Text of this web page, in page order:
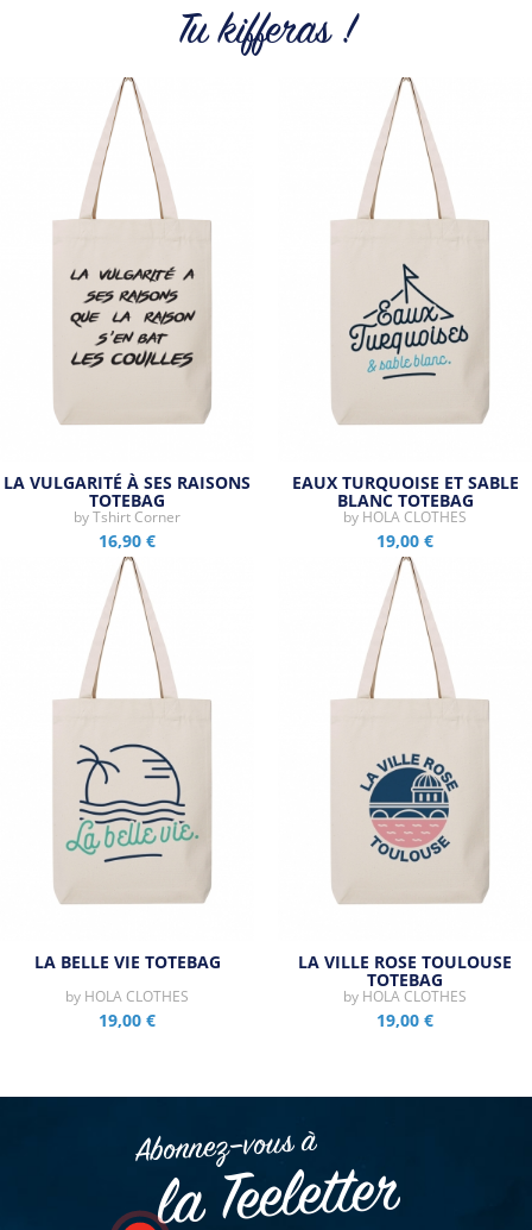
Tous les produits de la marque
Tu kifferas !
LA VULGARITÉ À SES RAISONS
TOTEBAG
byTshirt Corner
16,90 €
EAUX TURQUOISE ET SABLE
BLANC TOTEBAG
by HOLA CLOTHES
19,00 €
LA BELLE VIE TOTEBAG
by HOLA CLOTHES
19,00 €
LA VILLE ROSE TOULOUSE
TOTEBAG
by HOLA CLOTHES
19,00 €
Abonnez–vous à
la Teeletter